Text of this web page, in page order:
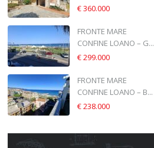
€ 360.000
FRONTE MARE
CONFINE LOANO – G...
€ 299.000
FRONTE MARE
CONFINE LOANO – B...
€ 238.000